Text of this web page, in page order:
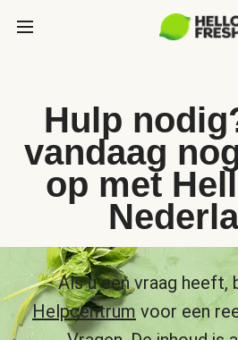
Hulp
vandaag
op met
Als u een vraag heeft,
Helpcentrum voor een